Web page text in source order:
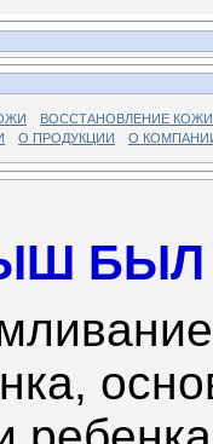
ВОССТАНОВЛЕНИЕ КОЖИ
О ПРОДУКЦИИ О
БЫЛ